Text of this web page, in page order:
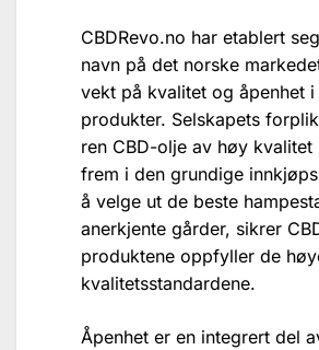
CBDRevo.no har etablert
navn på det norske
vekt på kvalitet og åpenhet
produkter. Selskapets
ren CBD-olje av høy
frem i den grundige
å velge ut de beste
anerkjente gårder, sikrer
produktene oppfyller de
kvalitetsstandardene.
Åpenhet er en integrert del